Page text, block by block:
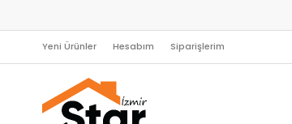
Yeni Ürünler Hesabım Siparişlerim